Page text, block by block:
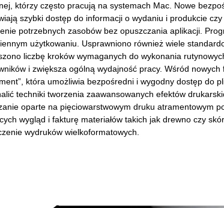
którzy często pracują na systemach Mac. Nowe
szybki dostęp do informacji o wydaniu i produkcie
potrzebnych zasobów bez opuszczania aplikacji.
użytkowaniu. Usprawniono również wiele
liczbę kroków wymaganych do wykonania
i zwiększa ogólną wydajność pracy. Wśród nowych
która umożliwia bezpośredni i wygodny dostęp do
techniki tworzenia zaawansowanych efektów
oparte na pięciowarstwowym druku atramentowym
wygląd i fakturę materiałów takich jak drewno czy
wydruków wielkoformatowych.